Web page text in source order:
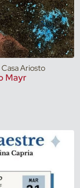
Ariosto
Mayr